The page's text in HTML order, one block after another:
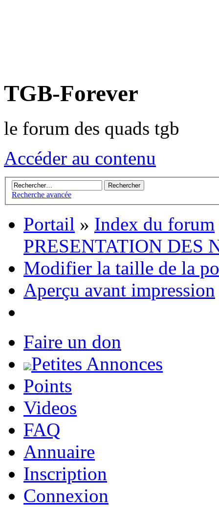
TGB-Forever
le forum des quads tgb
Accéder au contenu
Recherche avancée
Portail » Index du forum
PRESENTATION DES
Modifier la taille de la
Aperçu avant impression
Faire un don
Petites Annonces
Points
Videos
FAQ
Annuaire
Inscription
Connexion